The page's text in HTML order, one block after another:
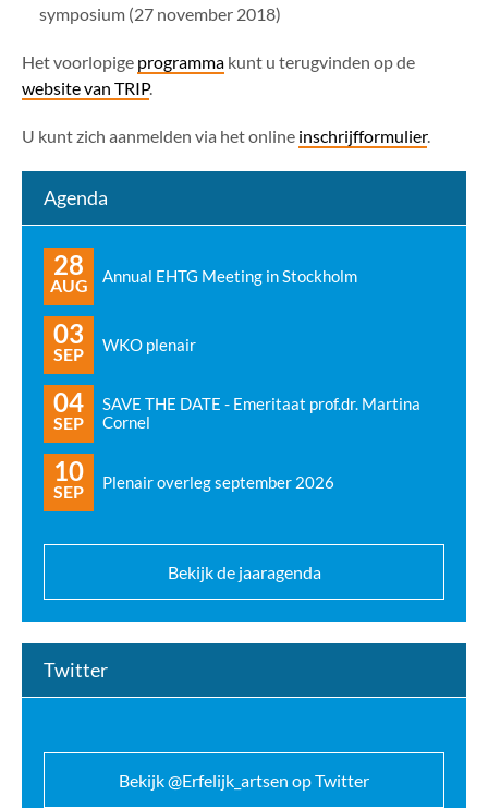
symposium (27 november 2018)
Het voorlopige programma kunt u terugvinden op de
website van TRIP.
U kunt zich aanmelden via het online inschrijfformulier.
Agenda
28
AUG Annual EHTG Meeting in Stockholm
03
SEP WKO plenair
04
SEP
SAVE THE DATE - Emeritaat prof.dr. Martina
Cornel
10
SEP Plenair overleg september 2026
Bekijk de jaaragenda
Twitter
Bekijk @Erfelijk_artsen op Twitter